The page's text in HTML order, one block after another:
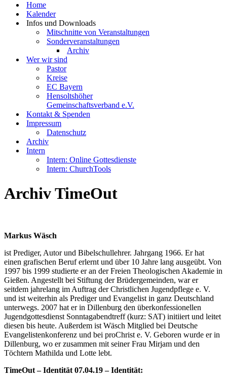
Home
Kalender
Infos und Downloads
Mitschnitte von Veranstaltungen
Sonderveranstaltungen
Archiv
Wer wir sind
Pastor
Kreise
EC Bayern
Hensoltshöher
Gemeinschaftsverband e.V.
Kontakt & Spenden
Impressum
Datenschutz
Archiv
Intern
Intern: Online Gottesdienste
Intern: ChurchTools
Archiv TimeOut
Markus Wäsch
ist Prediger, Autor und Bibelschullehrer. Jahrgang 1966. Er hat
einen grafischen Beruf erlernt und über 10 Jahre lang ausgeübt. Von
1997 bis 1999 studierte er an der Freien Theologischen Akademie in
Gießen. Angestellt bei Stiftung der Brüdergemeinden, war er
seitdem jahrelang im Auftrag der Christlichen Jugendpflege e. V.
und ist weiterhin als Prediger und Evangelist in ganz Deutschland
unterwegs. 2007 hat er in Dillenburg den überkonfessionellen
Jugendgottesdienst Sonntagabendtreff (kurz: SAT) initiiert und leitet
diesen bis heute. Außerdem ist Wäsch Mitglied bei Deutsche
Evangelistenkonferenz und bei proChrist e. V. Geboren wurde er in
Dillenburg, wo er zusammen mit seiner Frau Mirjam und den
Töchtern Mathilda und Lotte lebt.
TimeOut – Identität 07.04.19 – Identität: